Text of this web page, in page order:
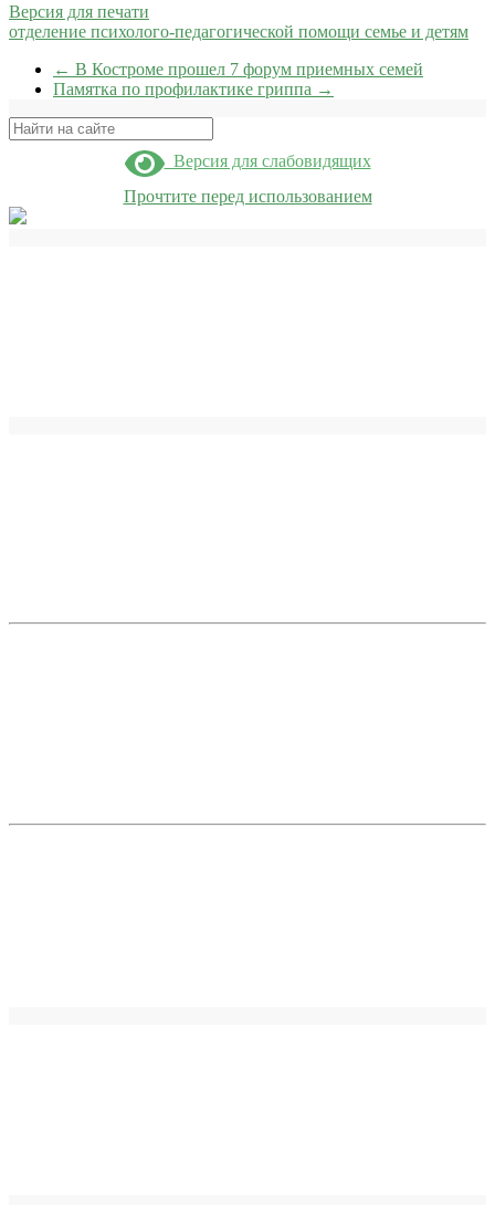
Версия для печати
отделение психолого-педагогической помощи семье и детям
← В Костроме прошел 7 форум приемных семей
Памятка по профилактике гриппа →
Поиск
Версия для слабовидящих
Прочтите перед использованием